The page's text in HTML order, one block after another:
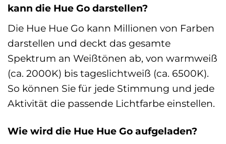
kann die Hue Go darstellen?
Die Hue Hue Go kann Millionen von Farben
darstellen und deckt das gesamte
Spektrum an Weißtönen ab, von warmweiß
(ca. 2000K) bis tageslichtweiß (ca. 6500K).
So können Sie für jede Stimmung und jede
Aktivität die passende Lichtfarbe einstellen.
Wie wird die Hue Hue Go aufgeladen?